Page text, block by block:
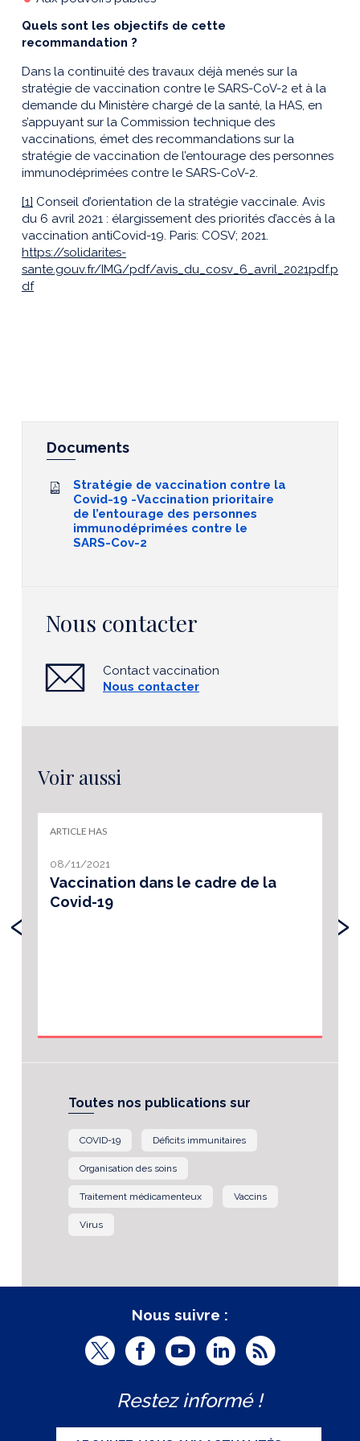
Quels sont les objectifs de cette
recommandation ?
Dans la continuité des travaux déjà menés sur la
stratégie de vaccination contre le SARS-CoV-2 et à la
demande du Ministère chargé de la santé, la HAS, en
s’appuyant sur la Commission technique des
vaccinations, émet des recommandations sur la
stratégie de vaccination de l’entourage des personnes
immunodéprimées contre le SARS-CoV-2.
[1] Conseil d’orientation de la stratégie vaccinale. Avis
du 6 avril 2021 : élargissement des priorités d’accès à la
vaccination antiCovid-19. Paris: COSV; 2021.
https://solidarites-
sante.gouv.fr/IMG/pdf/avis_du_cosv_6_avril_2021pdf.p
df
Documents
Stratégie de vaccination contre la
Covid-19 -Vaccination prioritaire
de l’entourage des personnes
immunodéprimées contre le
SARS-Cov-2
Nous contacter
Contact vaccination
Nous contacter
Voir aussi
ARTICLE HAS
08/11/2021
Vaccination dans le cadre de la
Covid-19
‹ ›
Toutes nos publications sur
COVID-19 Déficits immunitaires
Organisation des soins
Traitement médicamenteux Vaccins
Virus
Nous suivre :
T
i
F
c
Y
u
L
n
R
Restez informé !